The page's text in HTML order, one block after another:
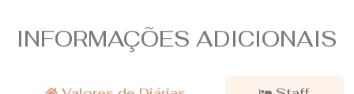
INFORMAÇÕES ADICIONAIS